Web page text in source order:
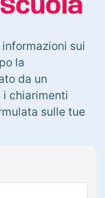
sui
la
da un
chiarimenti
sulle tue